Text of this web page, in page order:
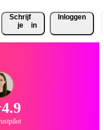
Schrijf
je
in
Inloggen
4.9